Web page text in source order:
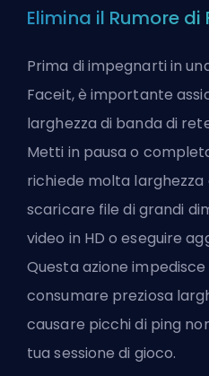
Elimina il Rumore di
Prima di impegnarti in
Faceit, è importante
larghezza di banda di
Metti in pausa o
richiede molta larghezza
scaricare file di grandi
video in HD o eseguire
Questa azione
consumare preziosa
causare picchi di ping
tua sessione di gioco.